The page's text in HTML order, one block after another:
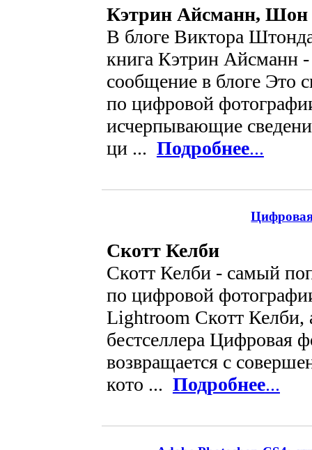
Кэтрин Айсманн, Шон
В блоге Виктора
книга Кэтрин Айсманн -
сообщение в блоге Это
по цифровой
исчерпывающие
ци ... Подробнее...
Скотт Келби
Скотт Келби - самый
по цифровой
Lightroom Скотт Келби,
бестселлера Цифровая
возвращается с
кото ... Подробнее...